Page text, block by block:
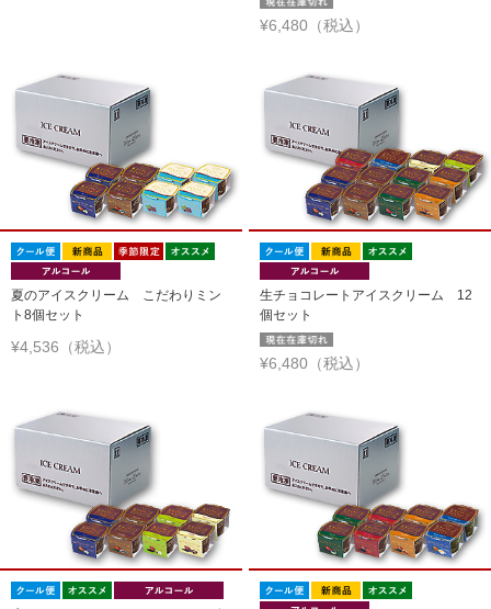
¥6,480（税込）
夏のアイスクリーム こだわりミン
ト8個セット
¥4,536（税込）
生チョコレートアイスクリーム 12
個セット
¥6,480（税込）